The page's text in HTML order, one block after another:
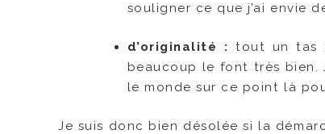
souligner ce que j’ai envie
d’originalité :
tout un tas
beaucoup le font très bien.
le monde sur ce point là
Je suis donc bien désolée si la